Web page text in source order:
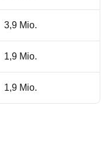
3,9 Mio.
1,9 Mio.
1,9 Mio.